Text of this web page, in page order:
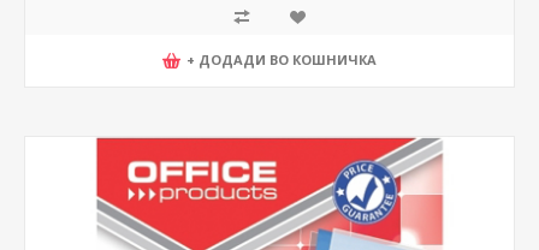
+ ДОДАДИ ВО КОШНИЧКА